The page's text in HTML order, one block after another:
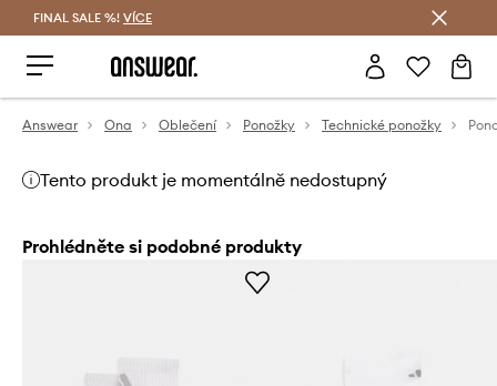
FINAL SALE %! VÍCE
Answear Ona Oblečení Ponožky Technické ponožky
Tento produkt je momentálně nedostupný
Prohlédněte si podobné produkty